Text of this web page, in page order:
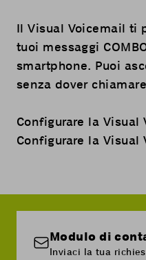
Il Visual Voicemail ti
tuoi messaggi
smartphone. Puoi
senza dover
Configurare la Visual
Configurare la Visual
Modulo di
Inviaci la tua